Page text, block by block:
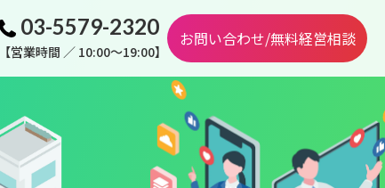
03-5579-2320
【営業時間 ／ 10:00～19:00】
お問い合わせ/無料経営相談